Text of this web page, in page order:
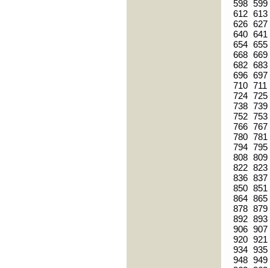
598 599
612 613
626 627
640 641
654 655
668 669
682 683
696 697
710 711
724 725
738 739
752 753
766 767
780 781
794 795
808 809
822 823
836 837
850 851
864 865
878 879
892 893
906 907
920 921
934 935
948 949